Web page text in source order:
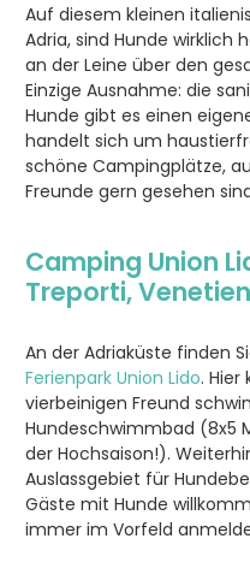
Auf diesem kleinen
Adria, sind Hunde wirklich
an der Leine über den
Einzige Ausnahme: die
Hunde gibt es einen
handelt sich um
schöne Campingplätze,
Freunde gern gesehen
Camping Union
Treporti, Venetien
An der Adriaküste finden
Ferienpark Union Lido.
vierbeinigen Freund
Hundeschwimmbad (8x5
der Hochsaison!).
Auslassgebiet für
Gäste mit Hunde
immer im Vorfeld